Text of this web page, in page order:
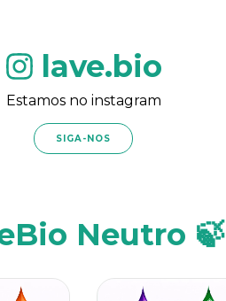
lave.bio
Estamos no instagram
SIGA-NOS
Neutro 🍃